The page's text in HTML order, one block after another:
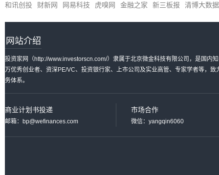
和讯创投
财新网 网易科技 虎嗅网 金融之家 新三板报 清博大数据
网站介绍
投资家网（http://www.investorscn.com/）隶属于北京微金科技有限公司，是国内
万优秀创业者、资深PE/VC、投资银行家、上市公司及实业高管、专家学者等，
务体系。
商业计划书投递
邮箱：bp@wefinances.com
市场合作
微信：yangqin6060